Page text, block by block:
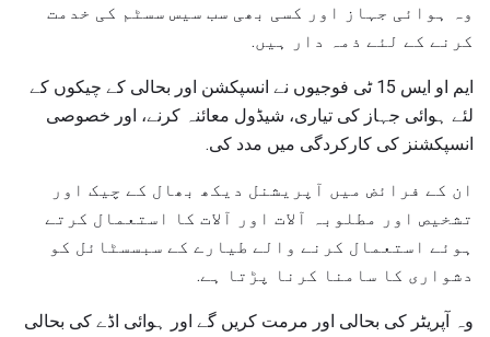
وہ ہوائی جہاز اور کسی بھی سب سیس سسٹم کی خدمت
کرنے کے لئے ذمہ دار ہیں.
ایم او ایس 15 ٹی فوجیوں نے انسپکشن اور بحالی کے چیکوں کے
لئے ہوائی جہاز کی تیاری، شیڈول معائنہ کرنے، اور خصوصی
انسپکشنز کی کارکردگی میں مدد کی.
ان کے فرائض میں آپریشنل دیکھ بھال کے چیک اور
تشخیص اور مطلوبہ آلات اور آلات کا استعمال کرتے
ہوئے استعمال کرنے والے طیارے کے سبسسٹائل کو
دشواری کا سامنا کرنا پڑتا ہے.
وہ آپریٹر کی بحالی اور مرمت کریں گے اور ہوائی اڈے کی بحالی